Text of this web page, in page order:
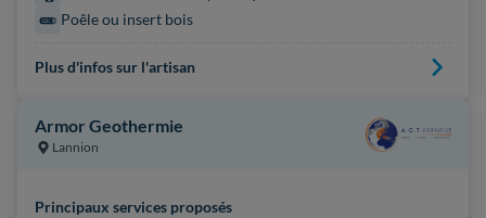
Poêle ou insert bois
Plus d'infos sur l'artisan
Armor Geothermie
Lannion
Principaux services proposés